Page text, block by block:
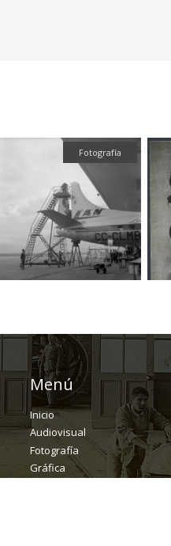
Fotografía
Menú
Inicio
Audiovisual
Fotografía
Gráfica